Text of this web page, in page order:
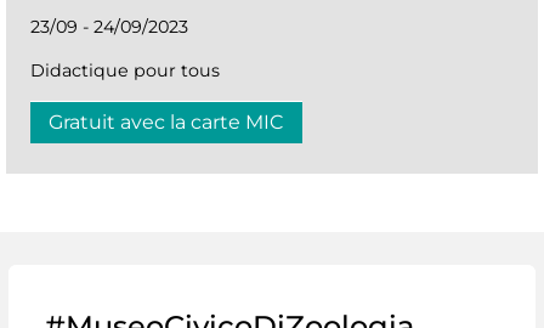
23/09 - 24/09/2023
Didactique pour tous
Gratuit avec la carte MIC